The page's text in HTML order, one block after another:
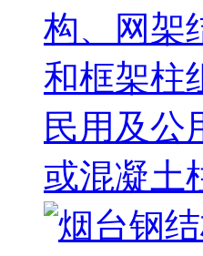
构、网架
和框架柱
民用及公
或混凝土